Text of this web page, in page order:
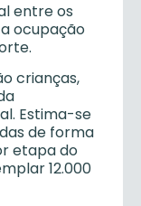
entre os
ocupação
crianças,
Estima-se
de forma
etapa do
12.000